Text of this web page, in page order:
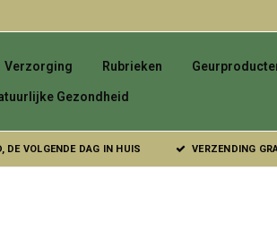
Verzorging Rubrieken
Gezondheid
DE VOLGENDE DAG IN HUIS VERZENDING